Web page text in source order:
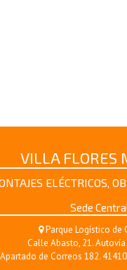
VILLA FLORES
ELÉCTRICOS,
Sede
Parque Logístico de
Calle Abasto, 21. Autovía
Apartado de Correos 182.